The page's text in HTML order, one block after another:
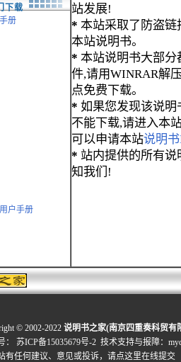
下载
册
户手册
站发展!
* 本站采取了防盗链
本站说明书。
* 本站说明书大部分
件,请用WINRAR解
点免费下载。
* 如果您发现该说明
不能下载,请进入本
可以申请本站说明
* 站内提供的所有
知我们!
© 2002-2022 说明书之家(南京四重奏科贸有
：
苏ICP备15035679号-2 技术支持与报障：
有任何建议、意见或投诉， 请点这里在线提交